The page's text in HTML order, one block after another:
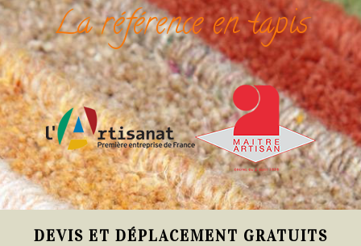
La référence en tapis
DEVIS ET DÉPLACEMENT GRATUITS